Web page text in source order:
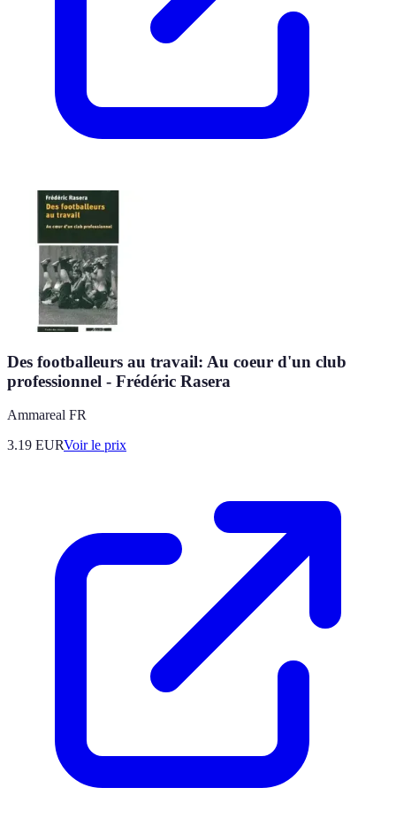
Des footballeurs au travail: Au coeur d'un club
professionnel - Frédéric Rasera
Ammareal FR
3.19 EURVoir le prix